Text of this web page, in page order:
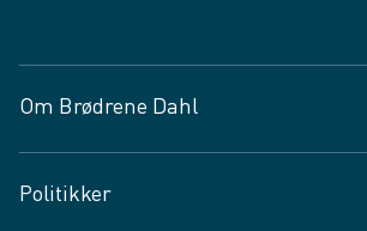
Om Brødrene Dahl
Vagttelefon 30 10 89 89
Politikker